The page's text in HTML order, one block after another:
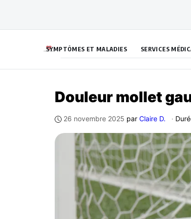
contenu
SYMPTÔMES ET MALADIES SERVICES
Douleur mollet
26 novembre 2025 par Claire D. ·